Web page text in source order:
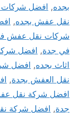
بجده, افضل شركات
نقل عفش بجده,
شركات نقل عفش
في جدة, افضل
اثاث بجده, افضل
نقل العفش بجدة,
افضل شركة نقل
جدة, افضل شركة